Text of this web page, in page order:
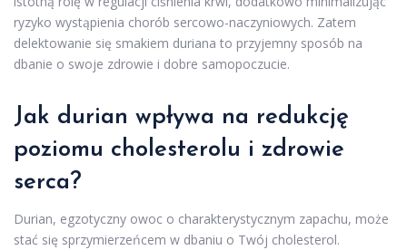
ryzyko wystąpienia chorób sercowo-naczyniowych. Zatem
delektowanie się smakiem duriana to przyjemny sposób na
dbanie o swoje zdrowie i dobre samopoczucie.
Jak durian wpływa na redukcję
poziomu cholesterolu i zdrowie
serca?
Durian, egzotyczny owoc o charakterystycznym zapachu, może
stać się sprzymierzeńcem w dbaniu o Twój cholesterol.